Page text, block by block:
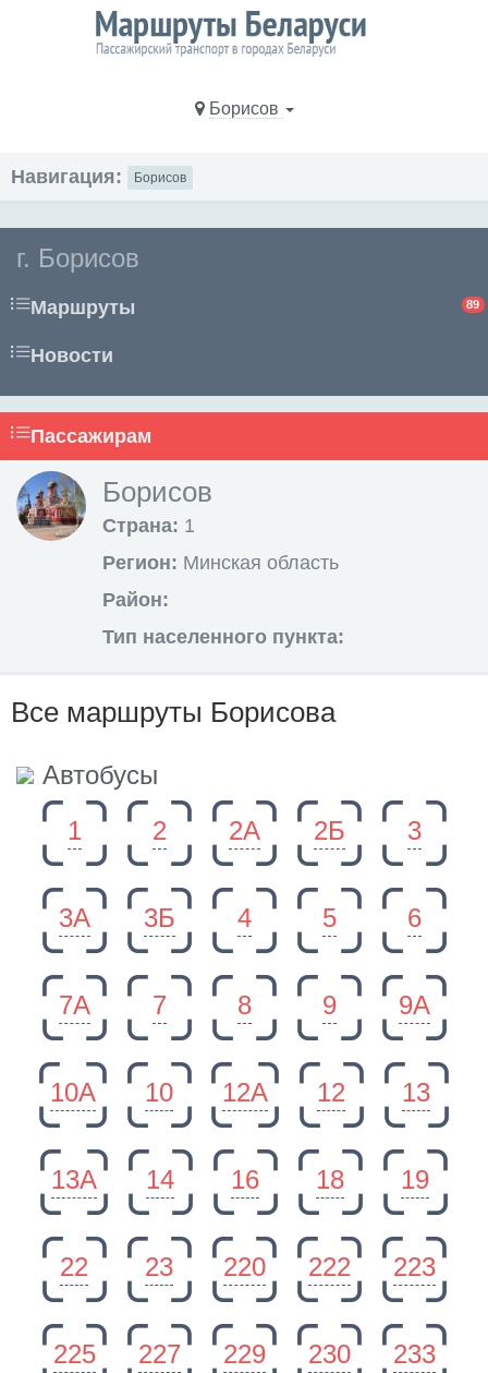
Борисов
Навигация: Борисов
г. Борисов
89
Маршруты
Новости
Пассажирам
Борисов
Страна: 1
Регион: Минская область
Район:
Тип населенного пункта:
Все маршруты Борисова
Автобусы
1
2 2А 2Б 3
3А 3Б 4 5 6
7А 7 8 9 9А
10А 10 12А 12 13
13А 14 16 18 19
22 23 220 222 223
225 227 229 230 233